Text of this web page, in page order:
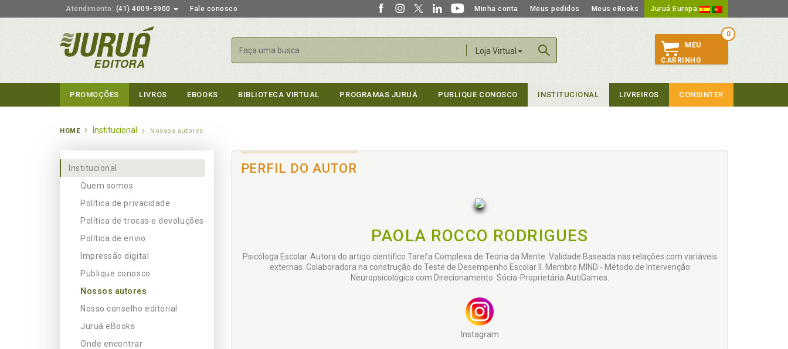
Atendimento: (41) 4009-3900 Fale conosco Minha conta Meus pedidos Meus eBooks Juruá Europa
Loja Virtual
Buscar
0
MEU
CARRINHO
PROMOÇÕES LIVROS EBOOKS BIBLIOTECA VIRTUAL PROGRAMAS JURUÁ PUBLIQUE CONOSCO INSTITUCIONAL LIVREIROS CONSINTER
HOME Institucional Nossos autores
Institucional
Quem somos
Política de privacidade
Política de trocas e devoluções
Política de envio
Impressão digital
Publique conosco
Nossos autores
Nosso conselho editorial
Juruá eBooks
Onde encontrar
PERFIL DO AUTOR
PAOLA ROCCO RODRIGUES
Psicóloga Escolar. Autora do artigo científico Tarefa Complexa de Teoria da Mente: Validade Baseada nas relações com variáveis
externas. Colaboradora na construção do Teste de Desempenho Escolar II. Membro MIND - Método de Intervenção
Neuropsicológica com Direcionamento. Sócia-Proprietária AutiGames.
Instagram